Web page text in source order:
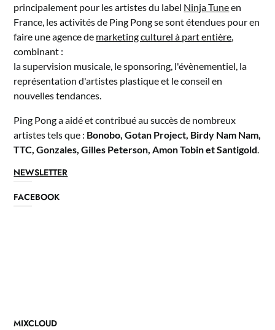
principalement pour les artistes du label Ninja Tuneen
France, les activités de Ping Pong se sont étendues pour en
faire une agence de marketing culturel à part entière
combinant :
la supervision musicale, le sponsoring, l'évènementiel, la
représentation d'artistes plastique et le conseil en
nouvelles tendances.
Ping Pong a aidé et contribué au succès de nombreux
artistes tels que : Bonobo, Gotan Project, Birdy Nam Nam,
TTC, Gonzales, Gilles Peterson, Amon Tobin et Santigold
NEWSLETTER
FACEBOOK
MIXCLOUD